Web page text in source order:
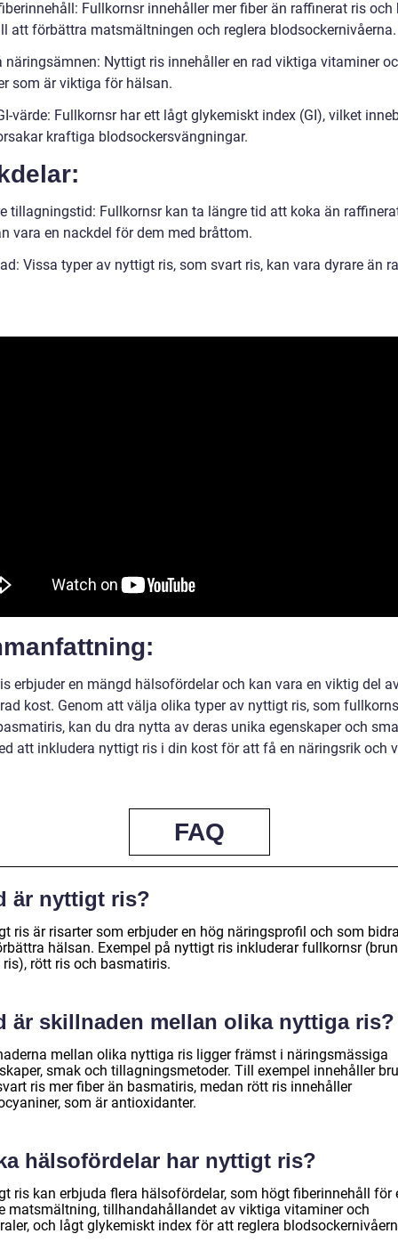
Fullkornsr innehåller mer fiber än raffinerat ris och
att förbättra matsmältningen och reglera blodsockernivåerna.
näringsämnen: Nyttigt ris innehåller en rad viktiga vitaminer
som är viktiga för hälsan.
värde: Fullkornsr har ett lågt glykemiskt index (GI), vilket
kraftiga blodsockersvängningar.
tillagningstid: Fullkornsr kan ta längre tid att koka än
vara en nackdel för dem med bråttom.
Vissa typer av nyttigt ris, som svart ris, kan vara dyrare än
erbjuder en mängd hälsofördelar och kan vara en viktig del
kost. Genom att välja olika typer av nyttigt ris, som
kan du dra nytta av deras unika egenskaper och
att inkludera nyttigt ris i din kost för att få en näringsrik och
FAQ
är nyttigt ris?
ris är risarter som erbjuder en hög näringsprofil och som
hälsan. Exempel på nyttigt ris inkluderar fullkornsr
ris), rött ris och basmatiris.
är skillnaden mellan olika nyttiga ris?
mellan olika nyttiga ris ligger främst i näringsmässiga
smak och tillagningsmetoder. Till exempel innehåller
ris mer fiber än basmatiris, medan rött ris innehåller
som är antioxidanter.
hälsofördelar har nyttigt ris?
ris kan erbjuda flera hälsofördelar, som högt fiberinnehåll för
matsmältning, tillhandahållandet av viktiga vitaminer och
och lågt glykemiskt index för att reglera